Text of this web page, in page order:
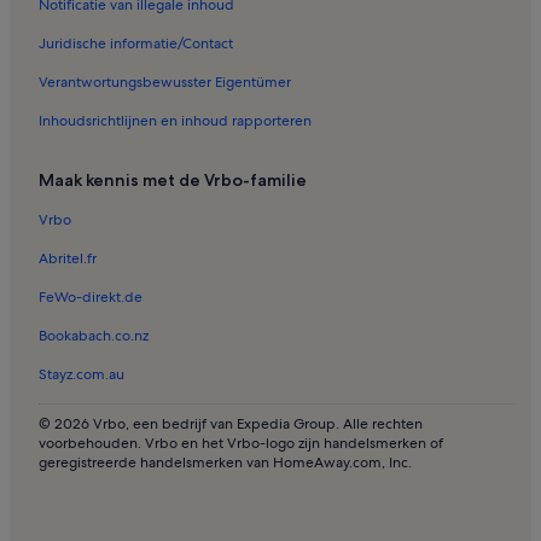
Vakantiehuizen in Mayor Carl Langford Park
Vakantiehuizen in Orange County
Vakantiehuizen in Lake Eola Park
Vakantiehuizen in Paintball World Sports Complex
Accommodaties met zwembad in Orlando
Villa’s in Solterra Resort
Resorts in SeaWorld® Orlando
Villa’s in Orlando
Notificatie van illegale inhoud
Juridische informatie/Contact
Verantwortungsbewusster Eigentümer
Inhoudsrichtlijnen en inhoud rapporteren
Maak kennis met de Vrbo-familie
Vrbo
Abritel.fr
FeWo-direkt.de
Bookabach.co.nz
Stayz.com.au
© 2026 Vrbo, een bedrijf van Expedia Group. Alle rechten
voorbehouden. Vrbo en het Vrbo-logo zijn handelsmerken of
geregistreerde handelsmerken van HomeAway.com, Inc.